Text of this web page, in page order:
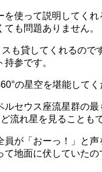
を使って説明してくれ
も問題ありません。
も貸してくれるので
参です。
の星空を堪能してく
ルセウス座流星群の最
流れ星を見ることも
員が「おーっ！」と
て地面に伏していた